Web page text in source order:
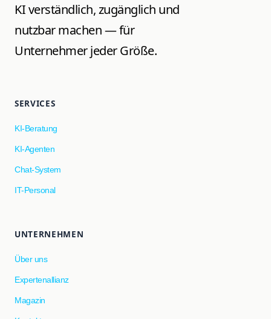
KI verständlich, zugänglich und
nutzbar machen — für
Unternehmer jeder Größe.
SERVICES
KI-Beratung
KI-Agenten
Chat-System
IT-Personal
UNTERNEHMEN
Über uns
Expertenallianz
Magazin